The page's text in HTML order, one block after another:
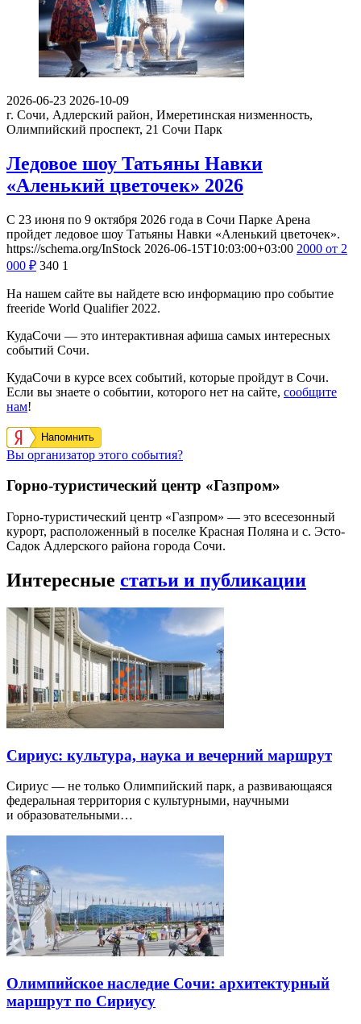
2026-06-23 2026-10-09
г. Сочи, Адлерский район, Имеретинская низменность,
Олимпийский проспект, 21 Сочи Парк
Ледовое шоу Татьяны Навки
«Аленький цветочек» 2026
С 23 июня по 9 октября 2026 года в Сочи Парке Арена
пройдет ледовое шоу Татьяны Навки «Аленький цветочек».
https://schema.org/InStock 2026-06-15T10:03:00+03:00 2000 от 2
000 ₽ 340 1
На нашем сайте вы найдете всю информацию про событие
freeride World Qualifier 2022.
КудаСочи — это интерактивная афиша самых интересных
событий Сочи.
КудаСочи в курсе всех событий, которые пройдут в Сочи.
Если вы знаете о событии, которого нет на сайте, сообщите
нам!
Напомнить
Вы организатор этого события?
Горно-туристический центр «Газпром»
Горно-туристический центр «Газпром» — это всесезонный
курорт, расположенный в поселке Красная Поляна и с. Эсто-
Садок Адлерского района города Сочи.
Интересные статьи и публикации
Сириус: культура, наука и вечерний маршрут
Сириус — не только Олимпийский парк, а развивающаяся
федеральная территория с культурными, научными
и образовательными…
Олимпийское наследие Сочи: архитектурный
маршрут по Сириусу